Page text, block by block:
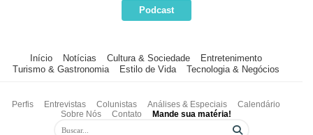
Podcast
Início Notícias Cultura & Sociedade
Entretenimento
Turismo & Gastronomia
Estilo de Vida Tecnologia & Negócios
Perfis Entrevistas Colunistas Análises & Especiais
Calendário
Sobre Nós
Contato Mande sua matéria!